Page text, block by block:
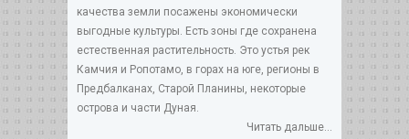
качества земли посажены экономически
выгодные культуры. Есть зоны где сохранена
естественная растительность. Это устья рек
Камчия и Ропотамо, в горах на юге, регионы в
Предбалканах, Старой Планины, некоторые
острова и части Дуная.
Читать дальше...